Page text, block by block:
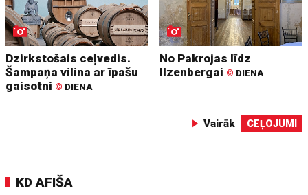
Dzirkstošais ceļvedis.
Šampaņa vilina ar īpašu
gaisotni © DIENA
No Pakrojas līdz
Ilzenbergai © DIENA
Vairāk CEĻOJUMI
KD AFIŠA